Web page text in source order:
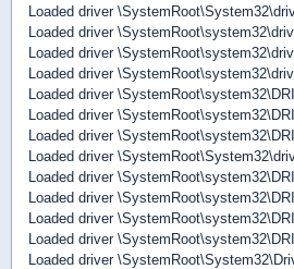
Loaded driver
Loaded driver
Loaded driver
Loaded driver
Loaded driver
Loaded driver
Loaded driver
Loaded driver
Loaded driver
Loaded driver
Loaded driver
Loaded driver
Loaded driver